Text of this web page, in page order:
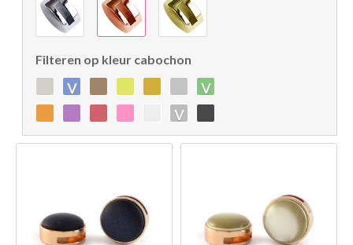
Filteren op kleur cabochon
v
v
v